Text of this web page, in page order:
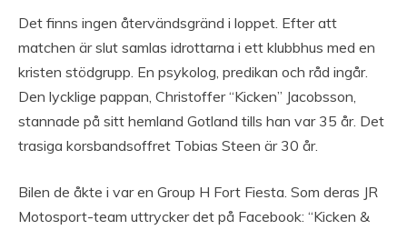
Det finns ingen återvändsgränd i loppet. Efter att
matchen är slut samlas idrottarna i ett klubbhus med en
kristen stödgrupp. En psykolog, predikan och råd ingår.
Den lycklige pappan, Christoffer “Kicken” Jacobsson,
stannade på sitt hemland Gotland tills han var 35 år. Det
trasiga korsbandsoffret Tobias Steen är 30 år.
Bilen de åkte i var en Group H Fort Fiesta. Som deras JR
Motosport-team uttrycker det på Facebook: “Kicken &